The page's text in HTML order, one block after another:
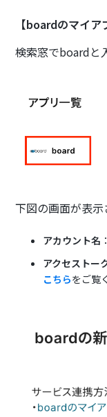
【boardのマイア
検索窓でboardと
下図の画面が表
アカウント名
アクセストー
こちらをご覧